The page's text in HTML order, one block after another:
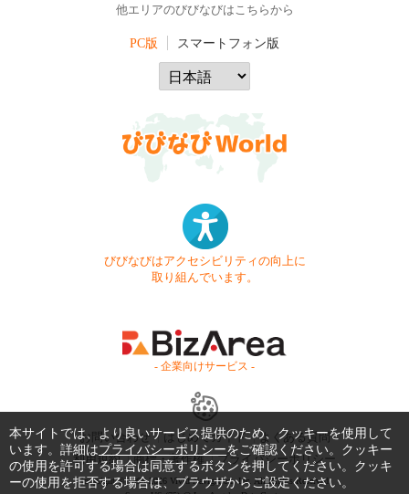
他エリアのびびなびはこちらから
PC版 スマートフォン版
びびなびはアクセシビリティの向上に
取り組んでいます。
- 企業向けサービス -
お問い合わせ はじめてガイド
よくある質問
利用規約
商標・著作権 プライバシーポリシー
Copyright © 1999-2026 Vivid Navigation, Inc. All Rights Reserved.
本サイトでは、より良いサービス提供のため、クッキーを使用して
います。詳細はプライバシーポリシーをご確認ください。クッキー
の使用を許可する場合は同意するボタンを押してください。クッキ
ーの使用を拒否する場合は、ブラウザからご設定ください。